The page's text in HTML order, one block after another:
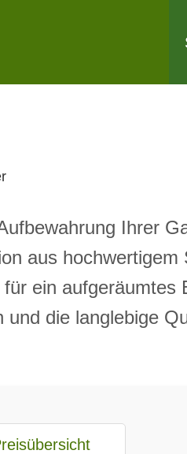
Ihrer
aus hochwertigem
ein aufgeräumtes
die langlebige